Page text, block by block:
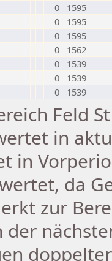
0
1595
0
1595
0
1595
0
1562
0
1539
0
1539
0 1539
Feld
in
in
da
zur
der